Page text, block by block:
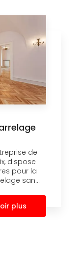
de
dispose
pour la
san...
plus